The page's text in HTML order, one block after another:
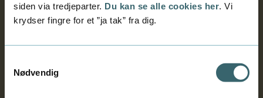
siden via tredjeparter. Du kan se alle cookies her . Vi
krydser fingre for et ”ja tak” fra dig.
Nødvendig
vælg engelsksproget linje.
Multimediedesigner, specialet 'game developer'